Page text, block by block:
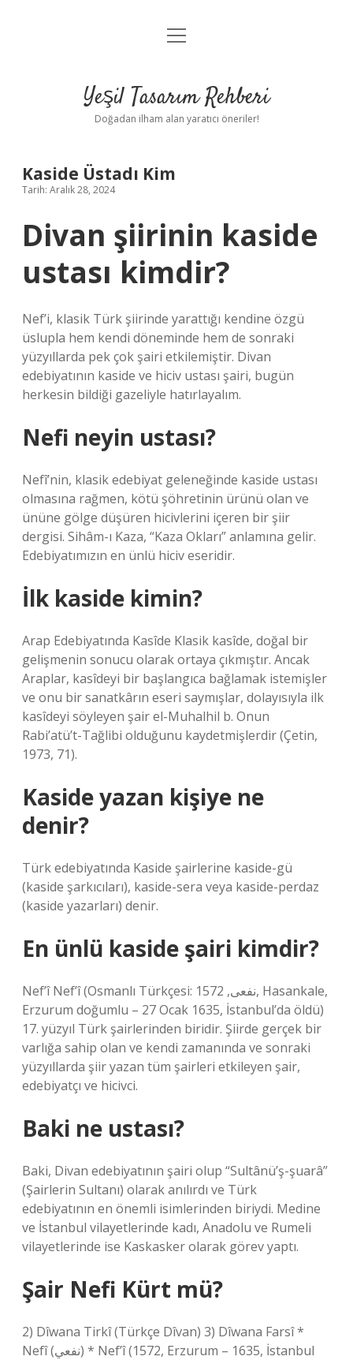
Anasayfa
Yasal Uyarı
menüyü
Yeşil Tasarım Rehberi
Doğadan ilham alan yaratıcı öneriler!
Kaside Üstadı Kim
Tarih: Aralık 28, 2024
Divan şiirinin kaside
ustası kimdir?
Nef’i, klasik Türk şiirinde yarattığı kendine özgü
üslupla hem kendi döneminde hem de sonraki
yüzyıllarda pek çok şairi etkilemiştir. Divan
edebiyatının kaside ve hiciv ustası şairi, bugün
herkesin bildiği gazeliyle hatırlayalım.
Nefi neyin ustası?
Nefî’nin, klasik edebiyat geleneğinde kaside ustası
olmasına rağmen, kötü şöhretinin ürünü olan ve
ününe gölge düşüren hicivlerini içeren bir şiir
dergisi. Sihâm-ı Kaza, “Kaza Okları” anlamına gelir.
Edebiyatımızın en ünlü hiciv eseridir.
İlk kaside kimin?
Arap Edebiyatında Kasîde Klasik kasîde, doğal bir
gelişmenin sonucu olarak ortaya çıkmıştır. Ancak
Araplar, kasîdeyi bir başlangıca bağlamak istemişler
ve onu bir sanatkârın eseri saymışlar, dolayısıyla ilk
kasîdeyi söyleyen şair el-Muhalhil b. Onun
Rabi’atü’t-Tağlibi olduğunu kaydetmişlerdir (Çetin,
1973, 71).
Kaside yazan kişiye ne
denir?
Türk edebiyatında Kaside şairlerine kaside-gü
(kaside şarkıcıları), kaside-sera veya kaside-perdaz
(kaside yazarları) denir.
En ünlü kaside şairi kimdir?
Nef’î Nef’î (Osmanlı Türkçesi: نفعی, 1572, Hasankale,
Erzurum doğumlu – 27 Ocak 1635, İstanbul’da öldü)
17. yüzyıl Türk şairlerinden biridir. Şiirde gerçek bir
varlığa sahip olan ve kendi zamanında ve sonraki
yüzyıllarda şiir yazan tüm şairleri etkileyen şair,
edebiyatçı ve hicivci.
Baki ne ustası?
Baki, Divan edebiyatının şairi olup “Sultânü’ş-şuarâ”
(Şairlerin Sultanı) olarak anılırdı ve Türk
edebiyatının en önemli isimlerinden biriydi. Medine
ve İstanbul vilayetlerinde kadı, Anadolu ve Rumeli
vilayetlerinde ise Kaskasker olarak görev yaptı.
Şair Nefi Kürt mü?
2) Dîwana Tirkî (Türkçe Dîvan) 3) Dîwana Farsî *
Nefî (نفعي) * Nef’î (1572, Erzurum – 1635, İstanbul